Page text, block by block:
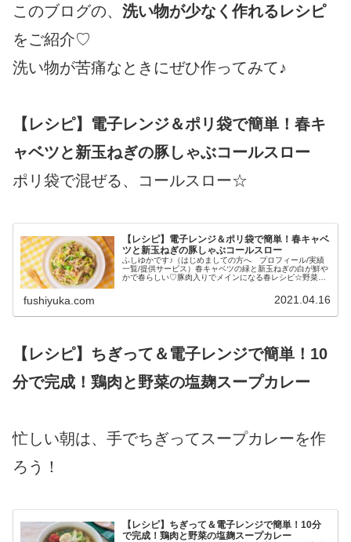
このブログの、 洗い物が少なく作れるレシピ
をご紹介♡
洗い物が苦痛なときにぜひ作ってみて♪
【レシピ】電子レンジ＆ポリ袋で簡単！春キ
ャベツと新玉ねぎの豚しゃぶコールスロー
ポリ袋で混ぜる、コールスロー☆
【レシピ】電子レンジ＆ポリ袋で簡単！春キャベ
ツと新玉ねぎの豚しゃぶコールスロー
ふしゆかです♪（はじめましての方へ プロフィール/実績
一覧/提供サービス）春キャベツの緑と新玉ねぎの白が鮮や
かで春らしい♡豚肉入りでメインになる春レシピ☆野菜は
fushiyuka.com 2021.04.16
【レシピ】ちぎって＆電子レンジで簡単！10
分で完成！鶏肉と野菜の塩麹スープカレー
忙しい朝は、手でちぎってスープカレーを作
ろう！
【レシピ】ちぎって＆電子レンジで簡単！10分
で完成！鶏肉と野菜の塩麹スープカレー